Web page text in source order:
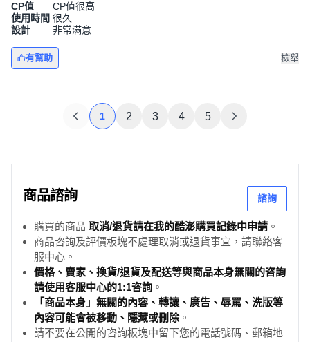
CP值
CP值很高
使用時間 很久
設計
非常滿意
有幫助 檢舉
1 2 3 4 5
商品諮詢 諮詢
購買的商品 取消/退貨請在我的酷澎購買記錄中申請 。
商品咨詢及評價板塊不處理取消或退貨事宜，請聯絡客
服中心。
價格、賣家、換貨/退貨及配送等與商品本身無關的咨詢
請使用客服中心的1:1咨詢 。
「商品本身」無關的內容、轉讓、廣告、辱罵、洗版等
內容可能會被移動、隱藏或刪除。
請不要在公開的咨詢板塊中留下您的電話號碼、郵箱地